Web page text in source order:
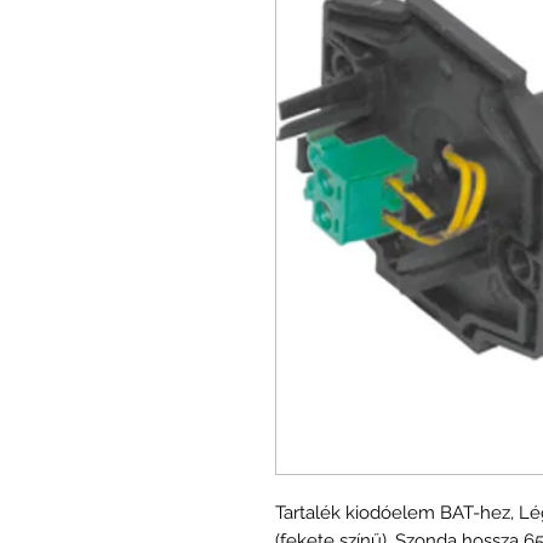
Tartalék kiodóelem BAT-hez,